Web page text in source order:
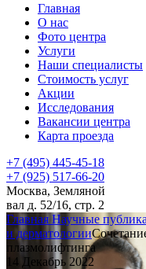
Главная
О нас
Фото центра
Услуги
Наши специалисты
Стоимость услуг
Акции
Исследования
Вакансии центра
Карта проезда
+7 (495) 445-45-18
+7 (925) 517-66-20
Москва, Земляной
вал д. 52/16, стр. 2
Главная Научные
и дерматологии
плазмолифтинга
14 Декабрь 2022